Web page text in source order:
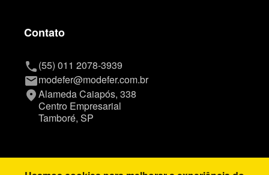
Contato
phone(55) 011 2078-3939
mailmodefer@modefer.com.br
placeAlameda Caiapós, 338
Centro Empresarial
Tamboré, SP